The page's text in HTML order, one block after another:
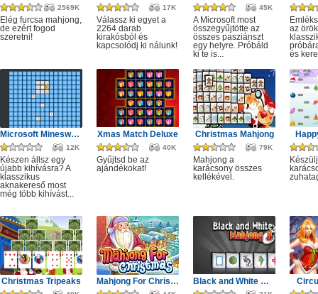
2569K
Elég furcsa mahjong,
de ezért fogod
szeretni!
17K
Válassz ki egyet a
2264 darab
kirakósból és
kapcsolódj ki nálunk!
45K
A Microsoft most
összegyűjtötte az
összes pasziánszt
egy helyre. Próbáld
ki te is...
az örök
és
Microsoft Minesweeper
12K
Készen állsz egy
újabb kihívásra? A
klasszikus
aknakereső most
még több kihívást...
Xmas Match Deluxe
40K
Gyűjtsd be az
ajándékokat!
Christmas Mahjong
79K
Mahjong a
karácsony összes
kellékével.
Christmas Tripeaks Mahjong For Christmas Black and White Mahjong 3